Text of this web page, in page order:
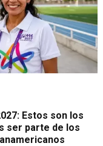
Estos son los
ser parte de los